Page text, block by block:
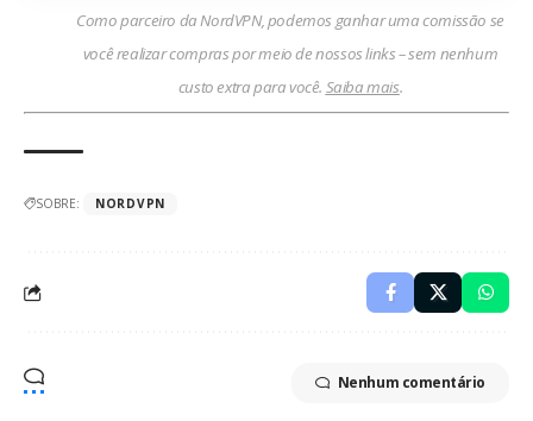
Como parceiro da NordVPN, podemos ganhar uma comissão se
você realizar compras por meio de nossos links – sem nenhum
custo extra para você. Saiba mais.
SOBRE: NORDVPN
Nenhum comentário